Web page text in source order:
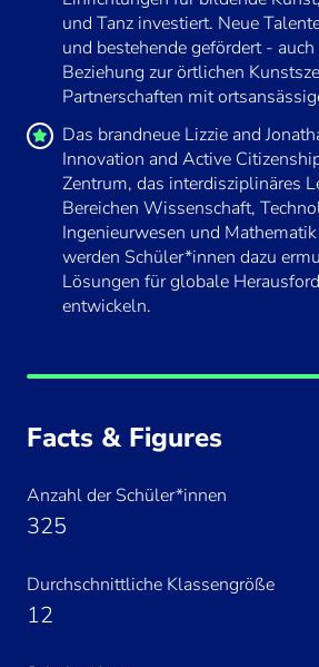
und Tanz investiert. Neue
und bestehende gefördert -
Beziehung zur örtlichen
Partnerschaften mit
Das brandneue Lizzie and
Innovation and Active
Zentrum, das interdisziplinäres
Bereichen Wissenschaft,
Ingenieurwesen und
werden Schüler*innen dazu
Lösungen für globale
entwickeln.
Indem Sie dieses Video
Sie der Datenschutzrichtlinie
zu und akzeptieren die
Immer Youtube-
Facts & Figures
Anzahl der Schüler*innen
325
Durchschnittliche Klassengröße
12